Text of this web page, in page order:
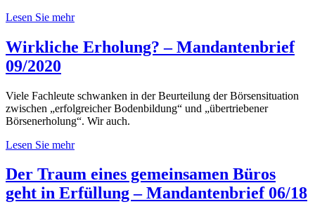
Lesen Sie mehr
Wirkliche Erholung? – Mandantenbrief
09/2020
Viele Fachleute schwanken in der Beurteilung der Börsensituation
zwischen „erfolgreicher Bodenbildung“ und „übertriebener
Börsenerholung“. Wir auch.
Lesen Sie mehr
Der Traum eines gemeinsamen Büros
geht in Erfüllung – Mandantenbrief 06/18